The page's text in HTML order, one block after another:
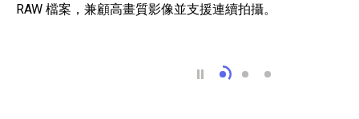
升級版格式選項，提供
三種合成 RAW 模式
擴充 RAW 處
RAW 檔案，兼顧高畫質影像並支援連續拍攝。